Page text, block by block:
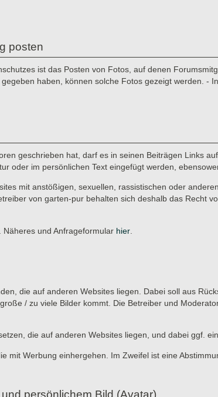
posten
ist das Posten von Fotos, auf denen
haben, können solche Fotos gezeigt werden. -
geschrieben hat, darf es in seinen Beiträgen Links
oder im persönlichen Text eingefügt werden,
mit anstößigen, sexuellen, rassistischen oder
von garten-pur behalten sich deshalb das Recht
und Anfrageformular hier
die auf anderen Websites liegen. Dabei soll aus
/ zu viele Bilder kommt. Die Betreiber und
die auf anderen Websites liegen, und dabei ggf.
mit Werbung einhergehen. Im Zweifel ist eine